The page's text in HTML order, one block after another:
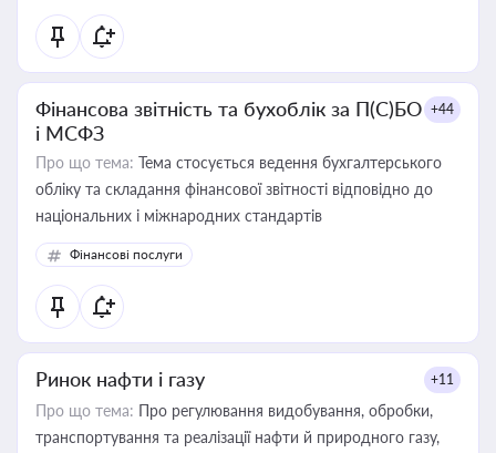
Фінансова звітність та бухоблік за П(С)БО
і МСФЗ
+44
Про що тема: Тема стосується ведення бухгалтерського
обліку та складання фінансової звітності відповідно до
національних і міжнародних стандартів
Фінансові послуги
Ринок нафти і газу +11
Про що тема: Про регулювання видобування, обробки,
транспортування та реалізації нафти й природного газу,